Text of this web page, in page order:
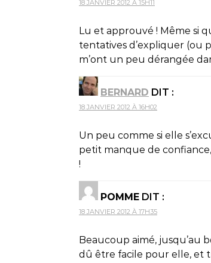
18 JANVIER 2012 À 15H11
Lu et approuvé ! Même si
tentatives d’expliquer (ou
m’ont un peu dérangée
BERNARD DIT :
18 JANVIER 2012 À 16H02
Un peu comme si elle
petit manque de
!
POMME DIT :
18 JANVIER 2012 À 17H35
Beaucoup aimé, jusqu’au
dû être facile pour elle, et